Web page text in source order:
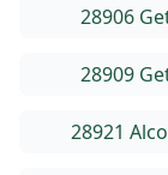
28906
28909
28921